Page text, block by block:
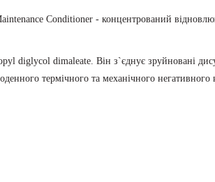
Conditioner - концентрований
diglycol dimaleate. Він з`єднує зруйновані
термічного та механічного негативного